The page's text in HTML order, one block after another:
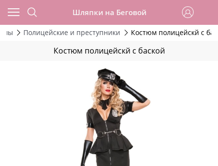
Шляпки на Беговой
Полицейские и преступники Костюм полицейскй с
Костюм полицейскй с баской